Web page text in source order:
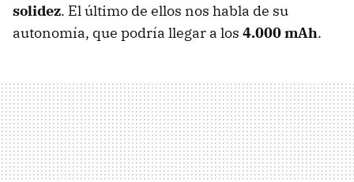
solidez. El último de ellos nos habla de su
autonomía, que podría llegar a los 4.000 mAh.